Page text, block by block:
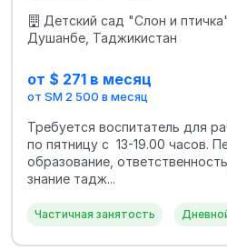
Детский сад "Слон и птичка"
Душанбе, Таджикистан
от $ 271 в месяц
от SM 2 500 в месяц
Требуется воспитатель для
по пятницу с 13-19.00 часов.
образование,
знание тадж...
Частичная занятость